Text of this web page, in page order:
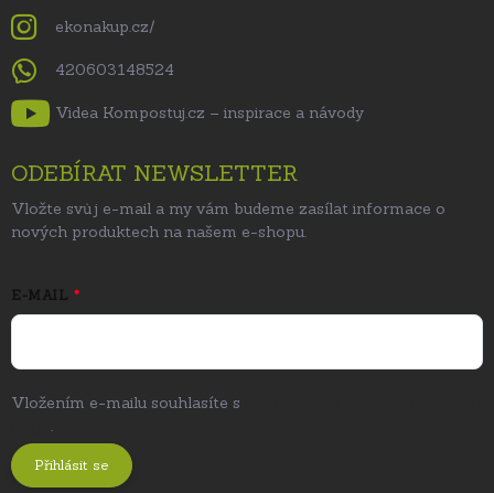
ekonakup.cz/
420603148524
Videa Kompostuj.cz – inspirace a návody
ODEBÍRAT NEWSLETTER
Vložte svůj e-mail a my vám budeme zasílat informace o
nových produktech na našem e-shopu.
E-MAIL
Vložením e-mailu souhlasíte s
.
Přihlásit se